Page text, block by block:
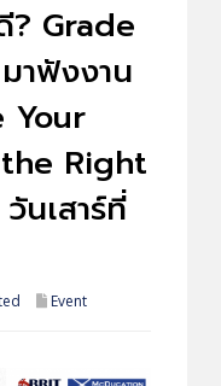
? Grade
าฟังงาน
Your
Right
นเสาร์ที่
Event